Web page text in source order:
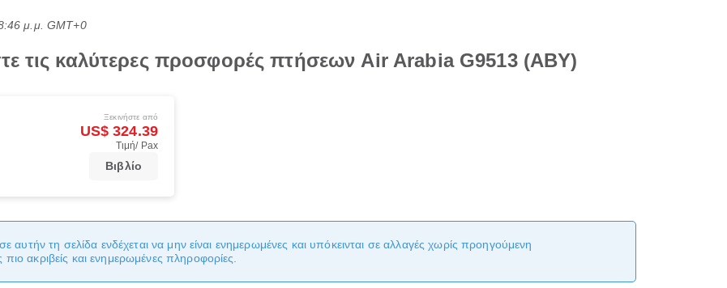
μ.μ. GMT+0
τις καλύτερες προσφορές πτήσεων Air Arabia G9513 (ABY)
Ξεκινήστε από
US$ 324.39
Τιμή/ Pax
Βιβλίο
αυτήν τη σελίδα ενδέχεται να μην είναι ενημερωμένες και υπόκεινται σε αλλαγές χωρίς προηγούμενη
ακριβείς και ενημερωμένες πληροφορίες.